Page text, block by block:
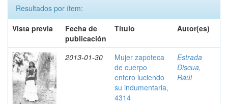
Resultados por ítem:
Vista previa
Fecha de
publicación
Título Autor(es)
2013-01-30
Mujer zapoteca
de cuerpo
entero luciendo
su indumentaria,
4314
Estrada
Discua,
Raúl